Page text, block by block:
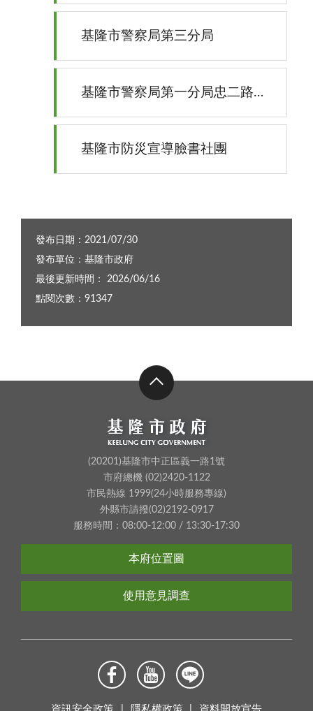
基隆市警察局第三分局
基隆市警察局第一分局忠二路派出所
基隆市防災宣導臉書社團
發布日期：2021/07/30
發布單位：基隆市政府
最後更新時間： 2026/06/16
點閱次數：91347
(20201)基隆市中正區義一路1號
市府總機 (02)2420-1122
市民熱線 1999(24小時服務專線)
外縣市請撥(02)2192-0917
服務時間：08:00-12:00 / 13:30-17:30
本府位置圖
使用意見調查